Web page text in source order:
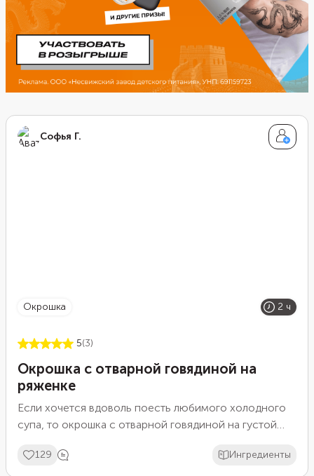
Софья Г.
окрошка 2 ч
5(3)
Окрошка с отварной говядиной на
ряженке
Если хочется вдоволь поесть любимого холодного
супа, то окрошка с отварной говядиной на густой
сытного летнего обеда. Важно правильно отварить
129 Ингредиенты